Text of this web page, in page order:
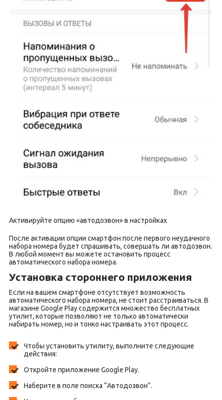
Активируйте опцию «автодозвон» в настройках
После активации опции смартфон после первого неудачного
набора номера будет спрашивать, совершать ли автодозвон.
В любой момент вы можете остановить процесс
автоматического набора номера.
Установка стороннего приложения
Если на вашем смартфоне отсутствует возможность
автоматического набора номера, не стоит расстраиваться. В
магазине Google Play содержится множество бесплатных
утилит, которые позволяют не только автоматически
набирать номер, но и тонко настраивать этот процесс.
Чтобы установить утилиту, выполните следующие
действия:
Откройте приложение Google Play.
Наберите в поле поиска “Автодозвон”.